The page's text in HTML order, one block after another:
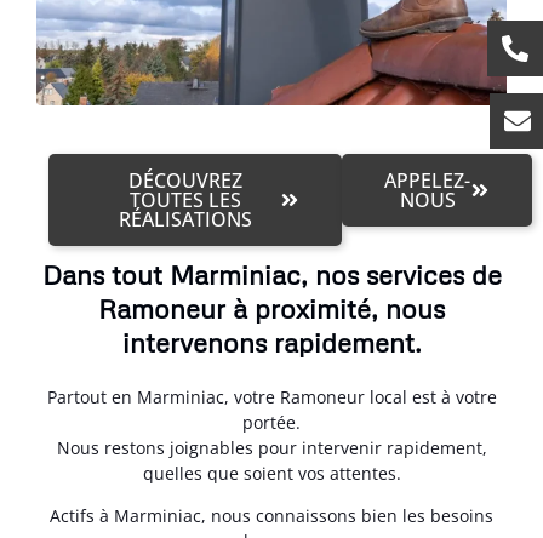
DÉCOUVREZ
TOUTES LES
RÉALISATIONS
APPELEZ-
NOUS
Dans tout Marminiac, nos services de
Ramoneur à proximité, nous
intervenons rapidement.
Partout en Marminiac, votre Ramoneur local est à votre
portée.
Nous restons joignables pour intervenir rapidement,
quelles que soient vos attentes.
Actifs à Marminiac, nous connaissons bien les besoins